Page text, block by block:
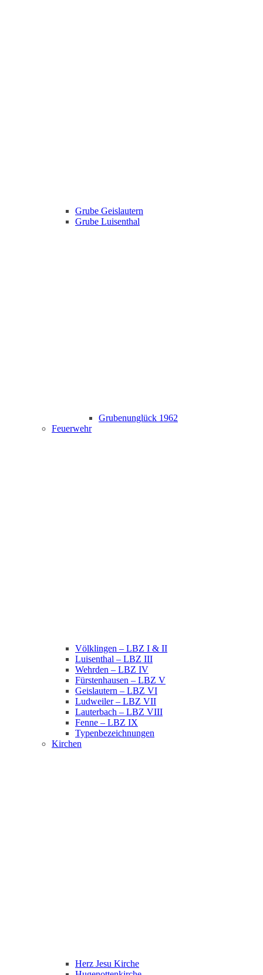
Grube Geislautern
Grube Luisenthal
Grubenunglück 1962
Feuerwehr
Völklingen – LBZ I & II
Luisenthal – LBZ III
Wehrden – LBZ IV
Fürstenhausen – LBZ V
Geislautern – LBZ VI
Ludweiler – LBZ VII
Lauterbach – LBZ VIII
Fenne – LBZ IX
Typenbezeichnungen
Kirchen
Herz Jesu Kirche